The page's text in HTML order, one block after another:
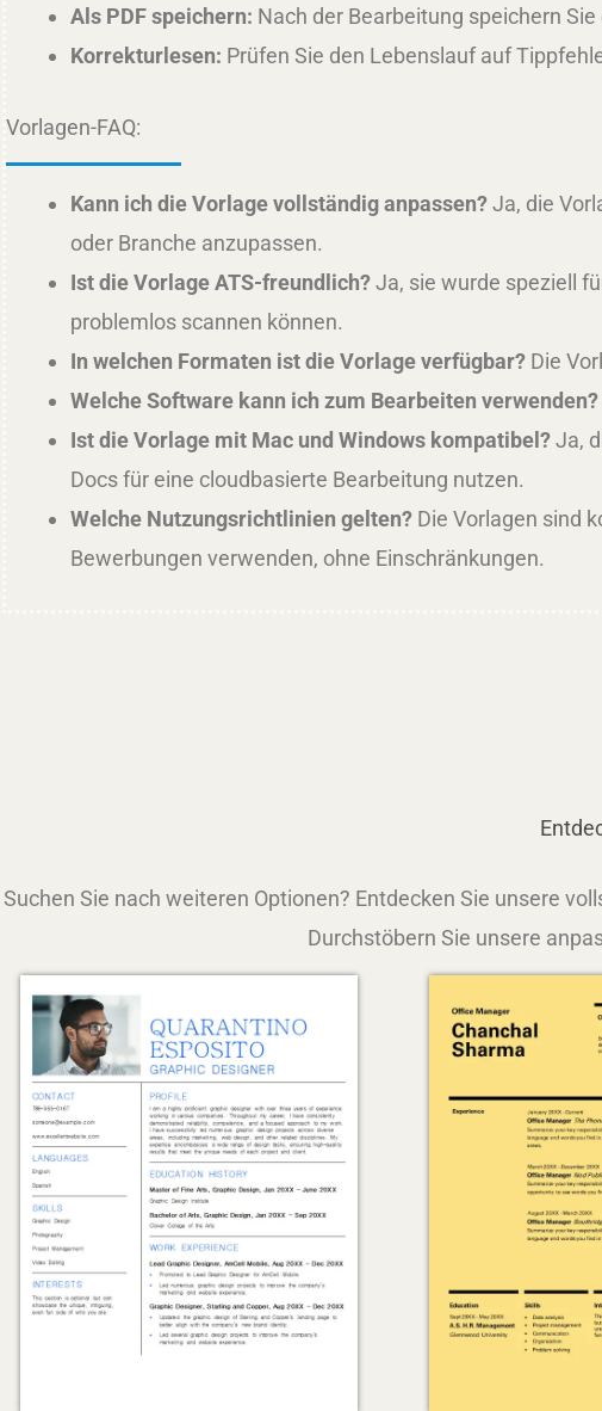
Als PDF speichern: Nach der Bearbeitung speichern
Korrekturlesen: Prüfen Sie den Lebenslauf auf
Vorlagen-FAQ:
Kann ich die Vorlage vollständig anpassen?Ja, die
oder Branche anzupassen.
Ist die Vorlage ATS-freundlich?Ja, sie wurde speziell
problemlos scannen können.
In welchen Formaten ist die Vorlage verfügbar? Die
Welche Software kann ich zum Bearbeiten verwenden?
Ist die Vorlage mit Mac und Windows kompatibel?Ja,
Docs für eine cloudbasierte Bearbeitung nutzen.
Welche Nutzungsrichtlinien gelten? Die Vorlagen sind
Bewerbungen verwenden, ohne Einschränkungen.
Suchen Sie nach weiteren Optionen? Entdecken Sie unsere
Durchstöbern Sie unsere